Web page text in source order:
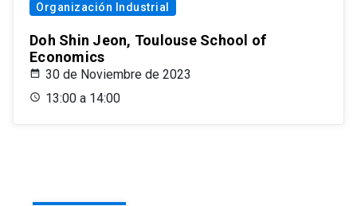
Organización Industrial
Doh Shin Jeon, Toulouse School of
Economics
30 de Noviembre de 2023
13:00 a 14:00